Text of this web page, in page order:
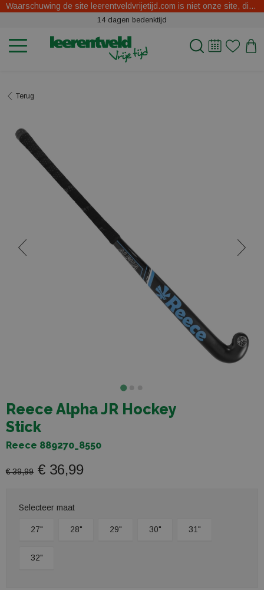
Waarschuwing de site leerentveldvrijetijd.com is niet onze site, dit zijn oplichters.
14 dagen bedenktijd
Terug
Reece Alpha JR Hockey
Stick
Reece 889270_8550
€ 39,99 € 36,99
Selecteer maat
27" 28" 29" 30" 31"
32"